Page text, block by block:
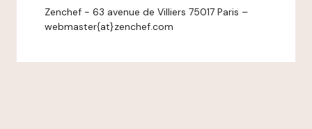
Zenchef - 63 avenue de Villiers 75017 Paris –
webmaster{at}zenchef.com